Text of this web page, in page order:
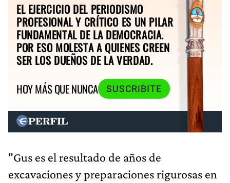
EL EJERCICIO DEL PERIODISMO
PROFESIONAL Y CRÍTICO ES UN PILAR
FUNDAMENTAL DE LA DEMOCRACIA.
POR ESO MOLESTA A QUIENES CREEN
SER LOS DUEÑOS DE LA VERDAD.
HOY MÁS QUE NUNCA
SUSCRIBITE
"Gus es el resultado de años de
excavaciones y preparaciones rigurosas en